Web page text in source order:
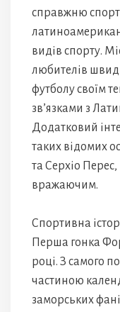
справжню
видів спорту.
любителів
футболу своїм
зв’язками з
Додатковий
таких відомих
та Серхіо
вражаючим.
Спортивна
Перша гонка
році. З самого
частиною
заморських